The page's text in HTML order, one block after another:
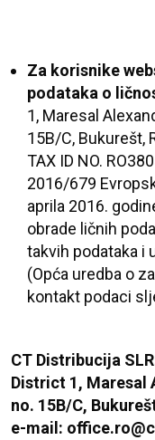
Za korisnike
podataka o
1, Maresal
15B/C, Bukurešt,
TAX ID NO.
2016/679
aprila 2016.
obrade ličnih
takvih podataka i
(Opća uredba o
kontakt podaci
CT Distribucija
District 1, Maresal
no. 15B/C,
e-mail: